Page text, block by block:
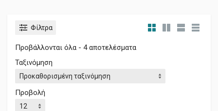
Φίλτρα
Προβάλλονται όλα - 4 αποτελέσματα
Ταξινόμηση
Προβολή